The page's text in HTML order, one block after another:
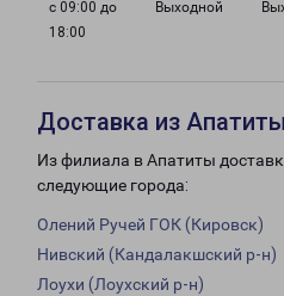
с 09:00 до
18:00
Выходной
Доставка из
Из филиала в Апатиты
следующие города:
Олений Ручей ГОК (Кировск)
Нивский (Кандалакшский р-н)
Лоухи (Лоухский р-н)